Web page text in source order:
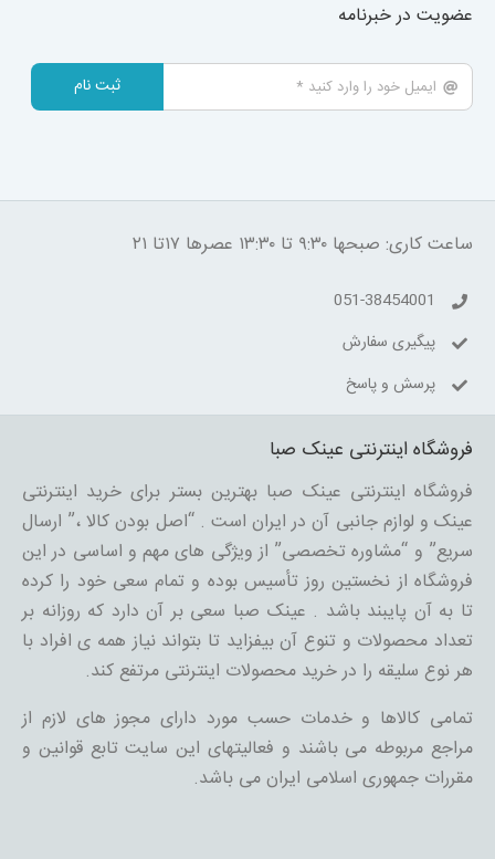
عضویت در خبرنامه
ثبت نام
ساعت کاری: صبحها ۹:۳۰ تا ۱۳:۳۰ عصرها ۱۷تا ۲۱
051-38454001
پیگیری سفارش
پرسش و پاسخ
فروشگاه اینترنتی عینک صبا
فروشگاه اینترنتی عینک صبا بهترین بستر برای خرید اینترنتی
عینک و لوازم جانبی آن در ایران است . “اصل بودن کالا ،” ارسال
سریع” و “مشاوره تخصصی” از ویژگی های مهم و اساسی در این
فروشگاه از نخستین روز تأسیس بوده و تمام سعی خود را کرده
تا به آن پایبند باشد . عینک صبا سعی بر آن دارد که روزانه بر
تعداد محصولات و تنوع آن بیفزاید تا بتواند نیاز همه ی افراد با
هر نوع سلیقه را در خرید محصولات اینترنتی مرتفع کند.
تمامی کالاها و خدمات حسب مورد دارای مجوز های لازم از
مراجع مربوطه می باشند و فعالیتهای این سایت تابع قوانین و
مقررات جمهوری اسلامی ایران می باشد.